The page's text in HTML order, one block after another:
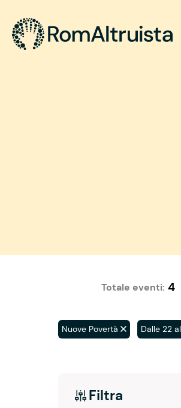
Totale eventi: 4
Nuove Povertà Dalle 22
Filtra